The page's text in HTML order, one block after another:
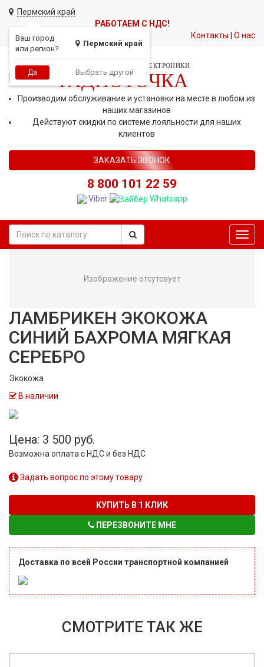
Пермский край
Ваш город
или регион?
Пермский край
Да Выбрать другой
РАБОТАЕМ С НДС!
Контакты
О нас
СЕТЬ МАГАЗИНОВ АВТОЭЛЕКТРОНИКИ
РАДИОТОЧКА
Производим обслуживание и установки на месте в любом из
наших магазинов
Действуют скидки по системе лояльности для наших
клиентов
ЗАКАЗАТЬ ЗВОНОК
8 800 101 22 59
Viber Whatsapp
Изображение отсутсвует
ЛАМБРИКЕН ЭКОКОЖА
СИНИЙ БАХРОМА МЯГКАЯ
СЕРЕБРО
Экокожа
В наличии
Цена: 3 500 руб.
Возможна оплата с НДС и без НДС
Задать вопрос по этому товару
КУПИТЬ В 1 КЛИК
ПЕРЕЗВОНИТЕ МНЕ
Доставка по всей России транспортной компанией
СМОТРИТЕ ТАК ЖЕ